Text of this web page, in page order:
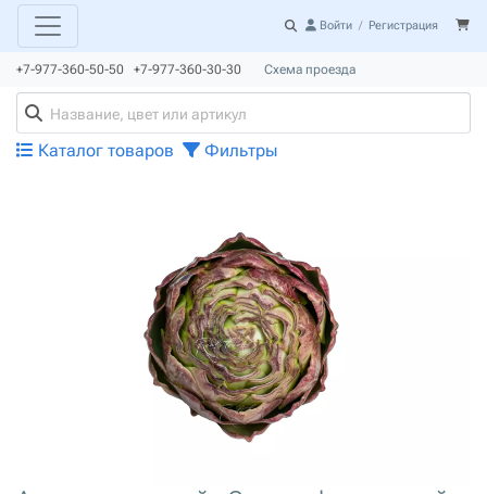
Войти / Регистрация
+7-977-360-50-50 +7-977-360-30-30 Схема проезда
Каталог товаров Фильтры